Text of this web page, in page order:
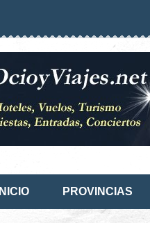
INICIO PROVINCIAS